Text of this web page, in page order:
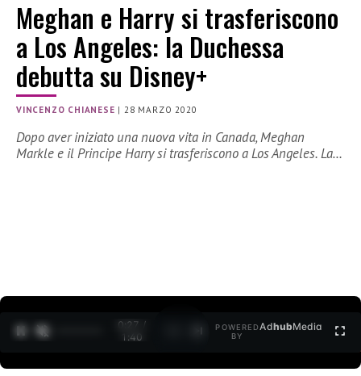
Meghan e Harry si trasferiscono
a Los Angeles: la Duchessa
debutta su Disney+
VINCENZO CHIANESE |28 MARZO 2020
Dopo aver iniziato una nuova vita in Canada, Meghan
Markle e il Principe Harry si trasferiscono a Los Angeles. La…
0:27 /
1:40
POWERED
BY
AdhubMedia